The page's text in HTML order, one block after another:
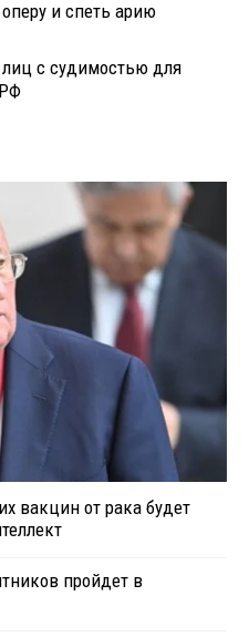
и спеть арию
с судимостью для
вакцин от рака будет
пройдет в